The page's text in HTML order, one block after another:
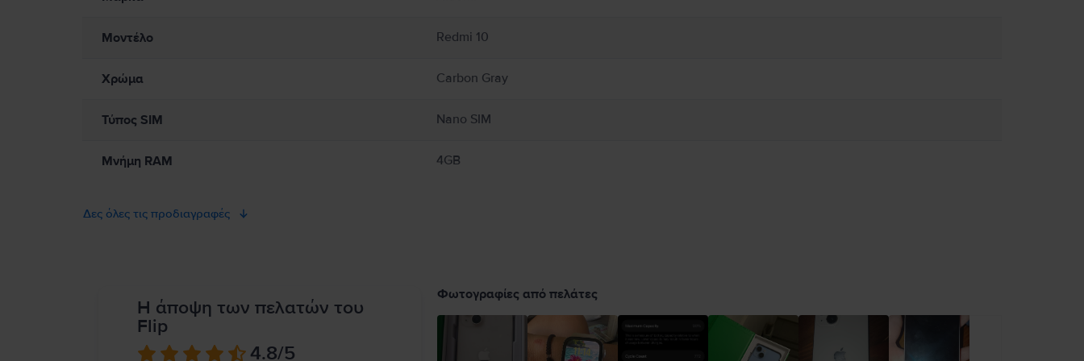
Μοντέλο Redmi 10
Χρώμα Carbon Gray
Τύπος SIM Nano SIM
Μνήμη RAM 4GB
Δες όλες τις προδιαγραφές
Η άποψη των πελατών του
Flip
4.8/5
Φωτογραφίες από πελάτες